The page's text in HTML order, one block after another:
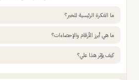
ما الفكرة الرئيسية للخبر؟
ما هي أبرز الأرقام والإحصاءات؟
كيف يؤثر هذا علي؟